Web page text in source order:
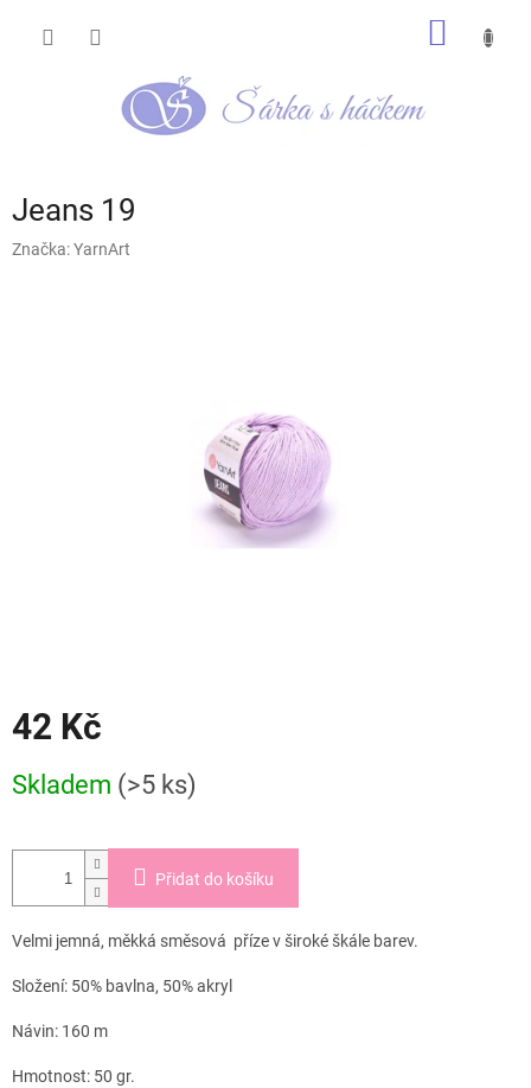
Jeans 19
Značka:YarnArt
42 Kč
cena:
Skladem (>5 ks)
Přidat do košíku
Velmi jemná, měkká směsová příze v široké škále barev.
Složení: 50% bavlna, 50% akryl
Návin: 160 m
Hmotnost: 50 gr.